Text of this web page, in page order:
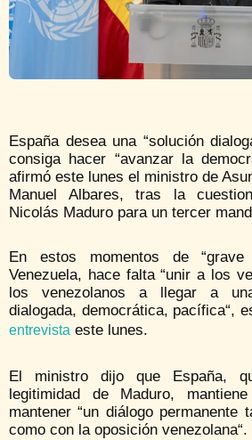
España desea una “solución
consiga hacer “avanzar la
afirmó este lunes el ministro de
Manuel Albares, tras la
Nicolás Maduro para un tercer
En estos momentos de
Venezuela, hace falta “unir a los
los venezolanos a llegar a
dialogada, democrática, pacífica“,
entrevista este lunes.
El ministro dijo que España,
legitimidad de Maduro,
mantener “un diálogo permanente
como con la oposición venezolana“.